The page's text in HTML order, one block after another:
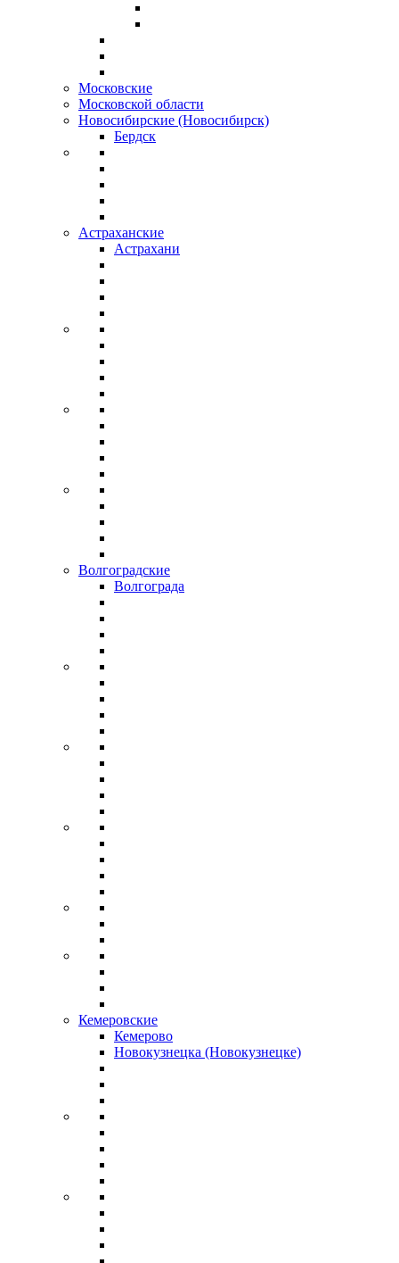
Московские
Московской области
Новосибирские (Новосибирск)
Бердск
Астраханские
Астрахани
Волгоградские
Волгограда
Кемеровские
Кемерово
Новокузнецка (Новокузнецке)